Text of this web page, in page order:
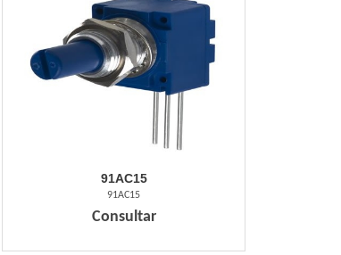
91AC15
91AC15
Consultar